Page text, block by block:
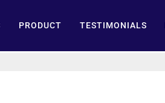
PRODUCT TESTIMONIALS